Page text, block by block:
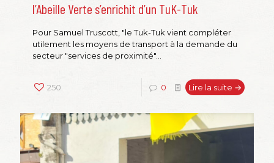
l’Abeille Verte s’enrichit d’un TuK-Tuk
Pour Samuel Truscott, "le Tuk-Tuk vient compléter
utilement les moyens de transport à la demande du
secteur "services de proximité"...
250 0 Lire la suite →